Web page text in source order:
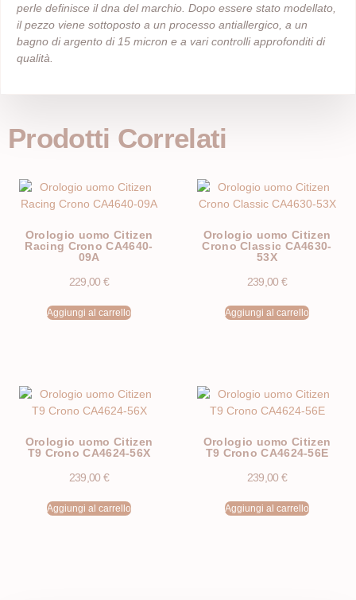
perle definisce il dna del marchio. Dopo essere stato modellato,
il pezzo viene sottoposto a un processo antiallergico, a un
bagno di argento di 15 micron e a vari controlli approfonditi di
qualità.
Prodotti Correlati
Orologio uomo Citizen
Racing Crono CA4640-
09A
229,00 €
Aggiungi al carrello
Orologio uomo Citizen
Crono Classic CA4630-
53X
239,00 €
Aggiungi al carrello
Orologio uomo Citizen
T9 Crono CA4624-56X
239,00 €
Aggiungi al carrello
Orologio uomo Citizen
T9 Crono CA4624-56E
239,00 €
Aggiungi al carrello